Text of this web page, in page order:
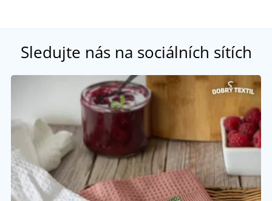
Sledujte nás na sociálních sítích